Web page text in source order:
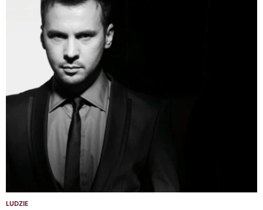
LUDZIE